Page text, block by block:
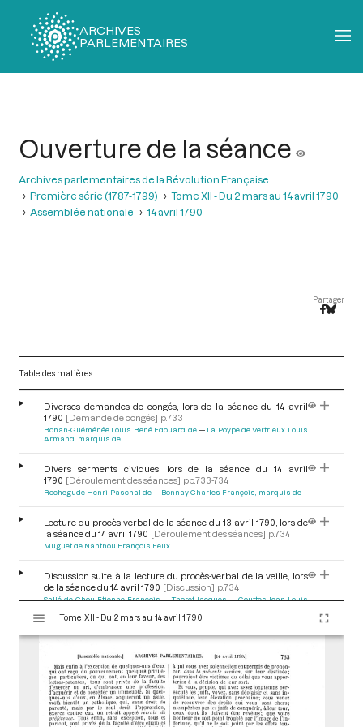
ARCHIVES
PARLEMENTAIRES
Ouverture de la séance
Archives parlementaires de la Révolution Française
Première série (1787-1799)
Tome XII - Du 2 mars au 14 avril 1790
Assemblée nationale
14 avril 1790
Partager
Table des matières
Diverses demandes de congés, lors de la séance du 14 avril
1790 [Demande de congés] p.733
Rohan-Guéménée Louis René Edouard de
La Poype de Vertrieux Louis
Armand, marquis de
Divers serments civiques, lors de la séance du 14 avril
1790 [Déroulement des séances] pp.733-734
Rochegude Henri-Paschal de Bonnay Charles François, marquis de
Lecture du procès-verbal de la séance du 13 avril 1790, lors de
la séance du 14 avril 1790 [Déroulement des séances] p.734
Muguet de Nanthou François Felix
Discussion suite à la lecture du procès-verbal de la veille, lors
de la séance du 14 avril 1790 [Discussion] p.734
Sallé de Chou Etienne François Thoret Jacques
Gouttes Jean-Louis
Marc David
Eymar Jean-François d'
s
Tome XII - Du 2 mars au 14 avril 1790